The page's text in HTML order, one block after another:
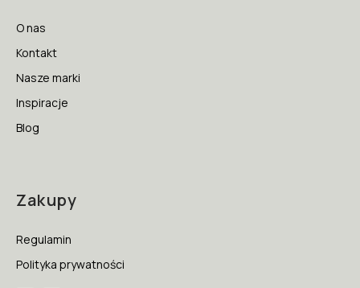
O nas
Kontakt
Nasze marki
Inspiracje
Blog
Zakupy
Regulamin
Polityka prywatności